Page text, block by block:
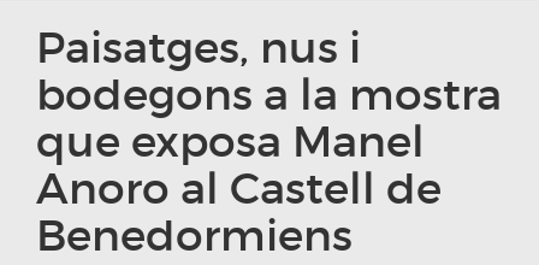
Paisatges, nus i
bodegons a la mostra
que exposa Manel
Anoro al Castell de
Benedormiens